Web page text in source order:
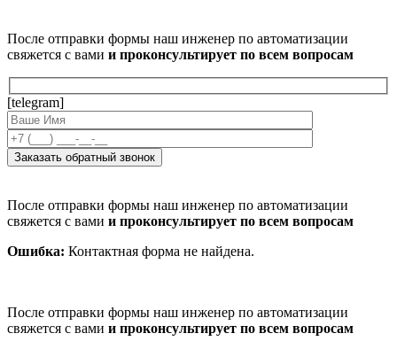
После отправки формы наш инженер по автоматизации
свяжется с вами и проконсультирует по всем вопросам
[telegram]
После отправки формы наш инженер по автоматизации
свяжется с вами и проконсультирует по всем вопросам
Ошибка: Контактная форма не найдена.
После отправки формы наш инженер по автоматизации
свяжется с вами и проконсультирует по всем вопросам